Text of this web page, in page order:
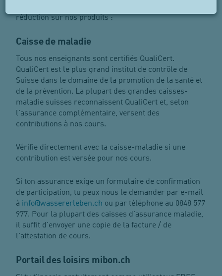
réduction sur nos produits :
Caisse de maladie
Tous nos enseignants sont certifiés QualiCert.
QualiCert est le plus grand institut de contrôle de
Suisse dans le domaine de la promotion de la santé et
de la prévention. La plupart des grandes caisses-
maladie suisses reconnaissent QualiCert et, selon
l'assurance complémentaire, versent des
contributions à nos cours.
Vérifie directement avec ta caisse-maladie si une
contribution est versée pour nos cours.
Si ton assurance exige un formulaire de confirmation
de participation, tu peux nous le demander par e-mail
à info@wassererleben.ch ou par téléphone au 0848 577
977. Pour la plupart des caisses d'assurance maladie,
il suffit d'envoyer une copie de la facture / de
l'attestation de cours.
Portail des loisirs mibon.ch